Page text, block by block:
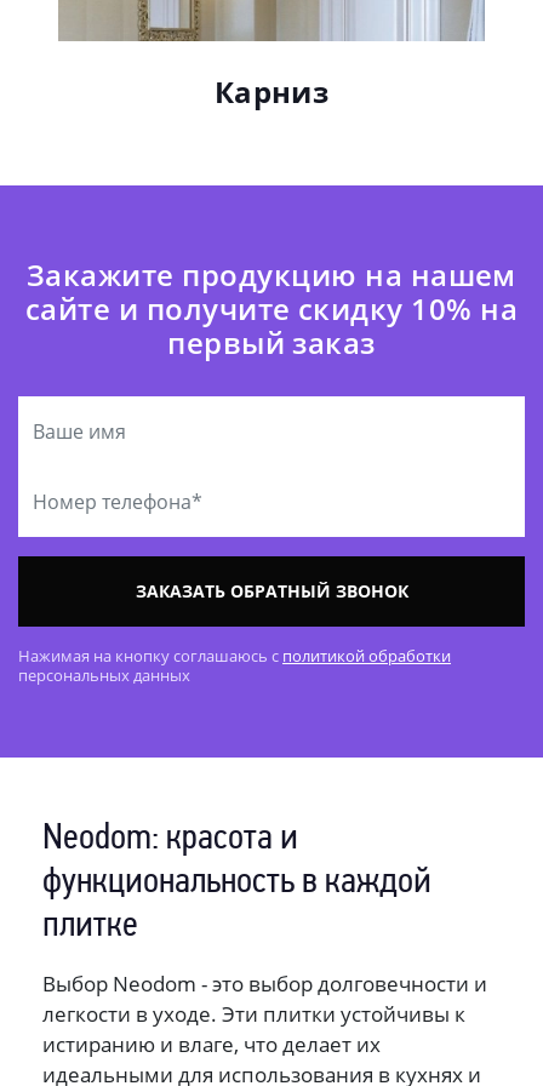
Карниз
Закажите продукцию на нашем
сайте и получите скидку 10% на
первый заказ
ЗАКАЗАТЬ ОБРАТНЫЙ ЗВОНОК
Нажимая на кнопку соглашаюсь с политикой обработки
персональных данных
Neodom: красота и
функциональность в каждой
плитке
Выбор Neodom - это выбор долговечности и
легкости в уходе. Эти плитки устойчивы к
истиранию и влаге, что делает их
идеальными для использования в кухнях и